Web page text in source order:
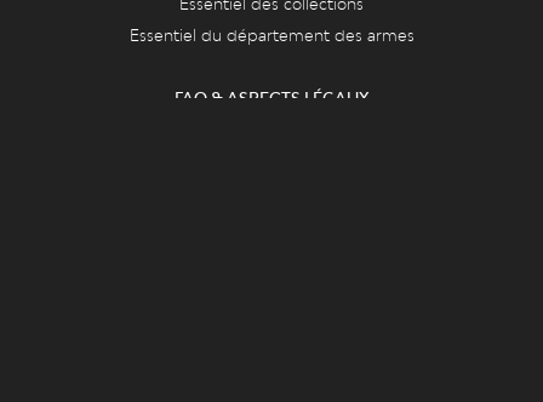
Essentiel du département des armes
FAQ & ASPECTS LÉGAUX